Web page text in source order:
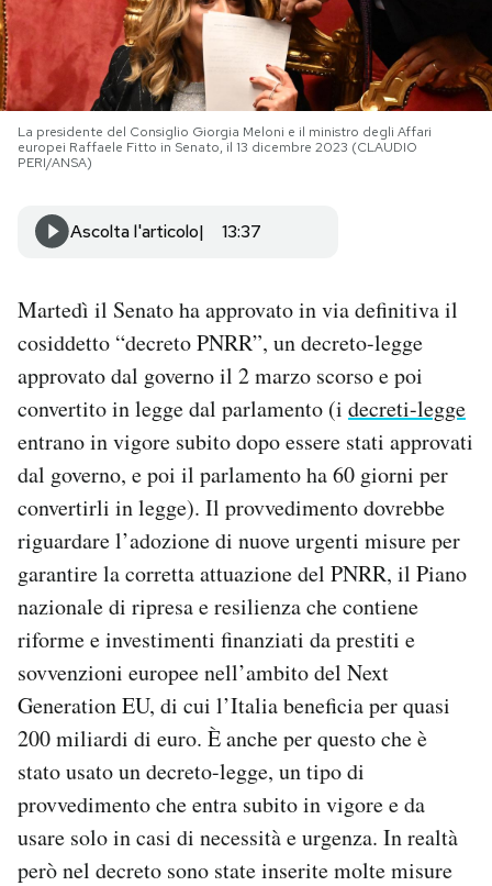
I MIEI PREFERITI
SHOP
AREA PERSONALE
Area Personale
Newsletter
Regala il Post
Hai bisogno di aiuto?
Esci
La presidente del Consiglio Giorgia Meloni e il ministro degli Affari
europei Raffaele Fitto in Senato, il 13 dicembre 2023 (CLAUDIO
PERI/ANSA)
Ascolta l'articolo 13:37
Martedì il Senato ha approvato in via definitiva il
cosiddetto “decreto PNRR”, un decreto-legge
approvato dal governo il 2 marzo scorso e poi
convertito in legge dal parlamento (i decreti-legge
entrano in vigore subito dopo essere stati approvati
dal governo, e poi il parlamento ha 60 giorni per
convertirli in legge). Il provvedimento dovrebbe
riguardare l’adozione di nuove urgenti misure per
garantire la corretta attuazione del PNRR, il Piano
nazionale di ripresa e resilienza che contiene
riforme e investimenti finanziati da prestiti e
sovvenzioni europee nell’ambito del Next
Generation EU, di cui l’Italia beneficia per quasi
200 miliardi di euro. È anche per questo che è
stato usato un decreto-legge, un tipo di
provvedimento che entra subito in vigore e da
usare solo in casi di necessità e urgenza. In realtà
però nel decreto sono state inserite molte misure